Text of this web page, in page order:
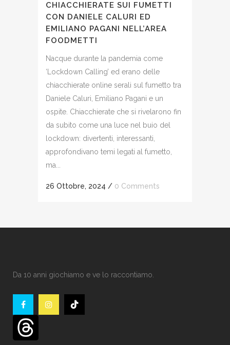
CHIACCHIERATE SUI FUMETTI
CON DANIELE CALURI ED
EMILIANO PAGANI NELL’AREA
FOODMETTI
Nacque durante la pandemia come
‘Lockdown Calling’ ed erano delle
chiacchierate online serali sul fumetto tra
Daniele Caluri, Emiliano Pagani e un
ospite. Chiacchierate che si rivelarono fin
da subito come una luce nel buio del
lockdown: divertenti, interessanti,
approfondivano temi legati al fumetto,
ma...
26 Ottobre, 2024 / 0 Comments
Da 10 anni giochiamo e ve lo raccontiamo.